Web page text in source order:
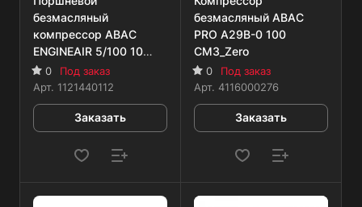
безмасляный
компрессор ABAC
ENGINEAIR 5/100 10
PETROL
0
Под заказ
Арт. 1121440112
Заказать
безмасляный ABAC
PRO A29B-0 100
CM3_Zero
0
Под заказ
Арт. 4116000276
Заказать